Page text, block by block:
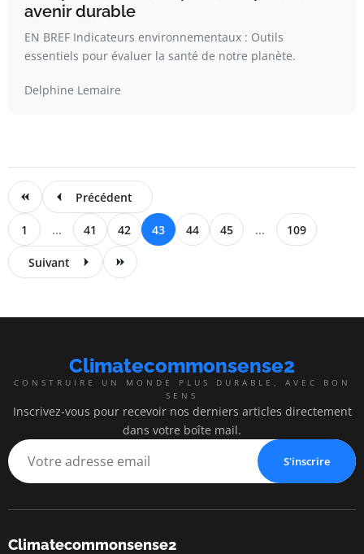
avenir durable
EN BREF Indicateurs environnementaux : Outils
essentiels pour évaluer la santé de notre planète.
Delphine Lemaire
Précédent
1 ... 41 42 43 44 45 ... 109
Suivant
Climatecommonsense2
CONSTRUIRE UN MONDE PLUS DURABLE, AVEC BON
SENS
Inscrivez-vous pour recevoir nos derniers articles directement
dans votre boîte mail.
S'inscrire
Climatecommonsense2